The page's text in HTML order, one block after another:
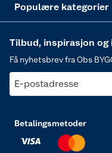
Populære kategorier
Tilbud, inspirasjon
Få nyhetsbrev fra Obs
E-postadresse
Betalingsmetoder